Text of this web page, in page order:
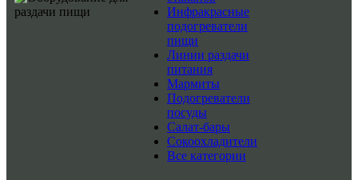
Инфракрасные
подогреватели
пищи
Линии раздачи
питания
Мармиты
Подогреватели
посуды
Салат-бары
Сокоохладители
Все категории